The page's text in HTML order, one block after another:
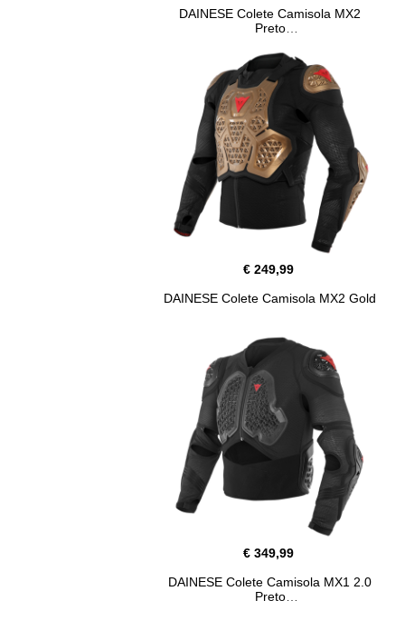
DAINESE Colete Camisola MX2
Preto
€ 249,99
DAINESE Colete Camisola MX2 Gold
€ 349,99
DAINESE Colete Camisola MX1 2.0
Preto